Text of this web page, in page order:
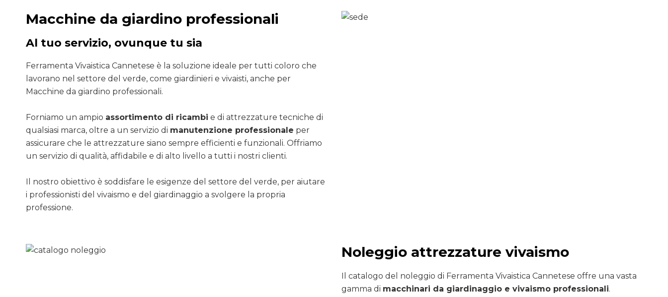
Macchine da giardino professionali
Al tuo servizio, ovunque tu sia
Ferramenta Vivaistica Cannetese è la soluzione ideale per tutti coloro che
lavorano nel settore del verde, come giardinieri e vivaisti, anche per
Macchine da giardino professionali.
Forniamo un ampio assortimento di ricambi e di attrezzature tecniche di
qualsiasi marca, oltre a un servizio di manutenzione professionale per
assicurare che le attrezzature siano sempre efficienti e funzionali. Offriamo
un servizio di qualità, affidabile e di alto livello a tutti i nostri clienti.
Il nostro obiettivo è soddisfare le esigenze del settore del verde, per aiutare
i professionisti del vivaismo e del giardinaggio a svolgere la propria
professione.
Noleggio attrezzature vivaismo
Il catalogo del noleggio di Ferramenta Vivaistica Cannetese offre una vasta
gamma di macchinari da giardinaggio e vivaismo professionali.